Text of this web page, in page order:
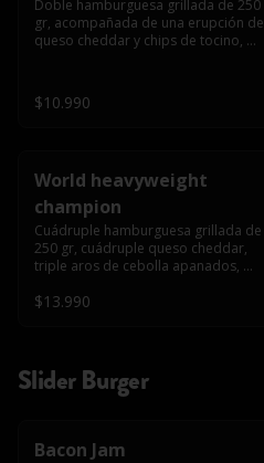
Doble hamburguesa grillada de 250
gr, acompañada de una erupción de
queso cheddar y chips de tocino,
americanos todo esto bañado en la
mejor salsa jack daniels al mas puro
$10.990
World heavyweight
champion
Cuádruple hamburguesa grillada de
250 gr, cuádruple queso cheddar,
triple aros de cebolla apanados,
morada, pepinillo, chedar sause y los
$13.990
Slider Burger
Bacon Jam